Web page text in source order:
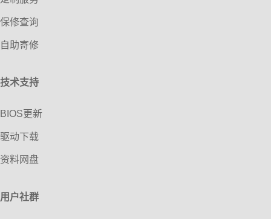
保修查询
自助寄修
技术支持
BIOS更新
驱动下载
资料网盘
用户社群